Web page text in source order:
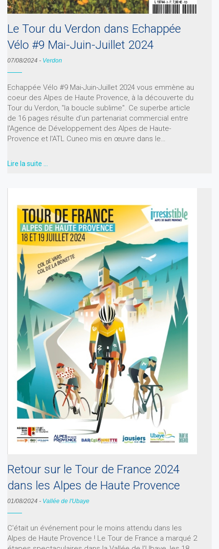
Le Tour du Verdon dans Echappée
Vélo #9 Mai-Juin-Juillet 2024
07/08/2024 - Verdon
Echappée Vélo #9 Mai-Juin-Juillet 2024 vous emmène au
coeur des Alpes de Haute Provence, à la découverte du
Tour du Verdon, "la boucle sublime". Ce superbe article
de 16 pages résulte d'un partenariat commercial entre
l'Agence de Développement des Alpes de Haute-
Provence et l'ATL Cuneo mis en œuvre dans le…
Lire la suite …
Retour sur le Tour de France 2024
dans les Alpes de Haute Provence
01/08/2024 - Vallée de l'Ubaye
C'était un événement pour le moins attendu dans les
Alpes de Haute Provence ! Le Tour de France a marqué 2